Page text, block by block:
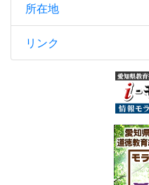
所在地
リンク